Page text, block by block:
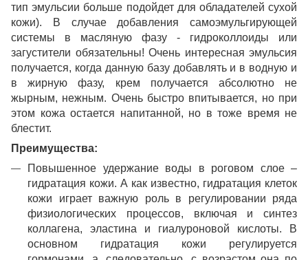
тип эмульсии больше подойдет для обладателей сухой
кожи). В случае добавления самоэмульгирующей
системы в масляную фазу - гидроколлоиды или
загустители обязательны! Очень интересная эмульсия
получается, когда данную базу добавлять и в водную и
в жирную фазу, крем получается абсолютно не
жырным, нежным. Очень быстро впитывается, но при
этом кожа остается напитанной, но в тоже время не
блестит.
Преимущества:
Повышенное удержание воды в роговом слое –
гидратация кожи. А как известно, гидратация клеток
кожи играет важную роль в регулировании ряда
физиологических процессов, включая и синтез
коллагена, эластина и гиалуроновой кислоты. В
основном гидратация кожи регулируется